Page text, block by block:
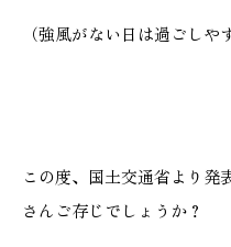
施工ギャラリー
（強風がない日は過ごしや
この度、国土交通省より発
さんご存じでしょうか？